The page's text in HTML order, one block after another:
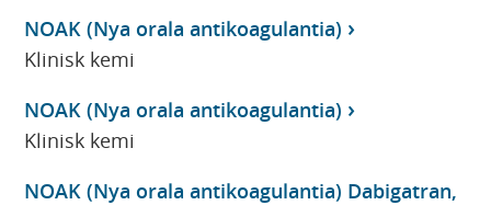
NOAK (Nya orala antikoagulantia)
Klinisk kemi
NOAK (Nya orala antikoagulantia)
Klinisk kemi
NOAK (Nya orala antikoagulantia) Dabigatran,